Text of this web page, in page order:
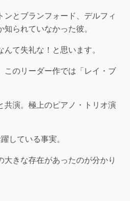
ンとブランフォード、デルフィ
られていなかった彼。
て失礼な！と思います。
このリーダー作では「レイ・ブ
共演。極上のピアノ・トリオ演
している事実。
大きな存在があったのが分かり